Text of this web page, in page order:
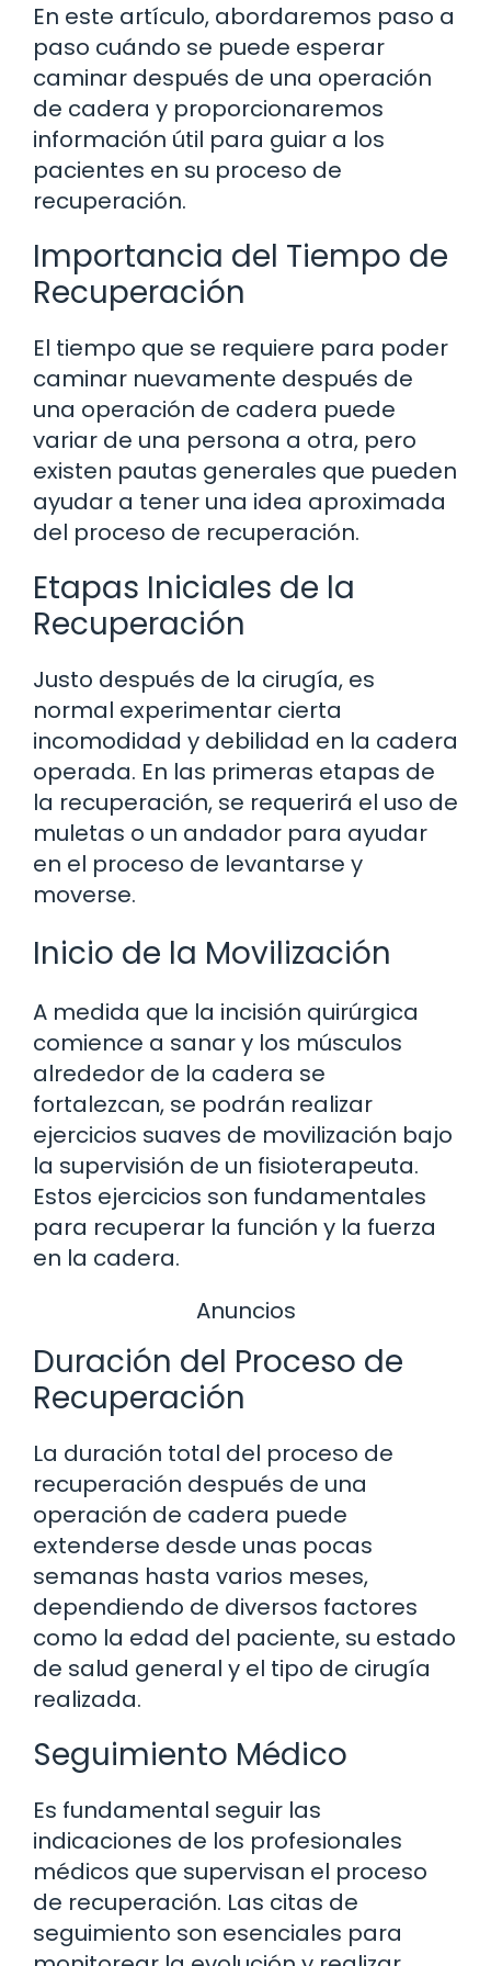
En este artículo, abordaremos paso a
paso cuándo se puede esperar
caminar después de una operación
de cadera y proporcionaremos
información útil para guiar a los
pacientes en su proceso de
recuperación.
Importancia del Tiempo de
Recuperación
El tiempo que se requiere para poder
caminar nuevamente después de
una operación de cadera puede
variar de una persona a otra, pero
existen pautas generales que pueden
ayudar a tener una idea aproximada
del proceso de recuperación.
Etapas Iniciales de la
Recuperación
Justo después de la cirugía, es
normal experimentar cierta
incomodidad y debilidad en la cadera
operada. En las primeras etapas de
la recuperación, se requerirá el uso de
muletas o un andador para ayudar
en el proceso de levantarse y
moverse.
Inicio de la Movilización
A medida que la incisión quirúrgica
comience a sanar y los músculos
alrededor de la cadera se
fortalezcan, se podrán realizar
ejercicios suaves de movilización bajo
la supervisión de un fisioterapeuta.
Estos ejercicios son fundamentales
para recuperar la función y la fuerza
en la cadera.
Anuncios
Duración del Proceso de
Recuperación
La duración total del proceso de
recuperación después de una
operación de cadera puede
extenderse desde unas pocas
semanas hasta varios meses,
dependiendo de diversos factores
como la edad del paciente, su estado
de salud general y el tipo de cirugía
realizada.
Seguimiento Médico
Es fundamental seguir las
indicaciones de los profesionales
médicos que supervisan el proceso
de recuperación. Las citas de
seguimiento son esenciales para